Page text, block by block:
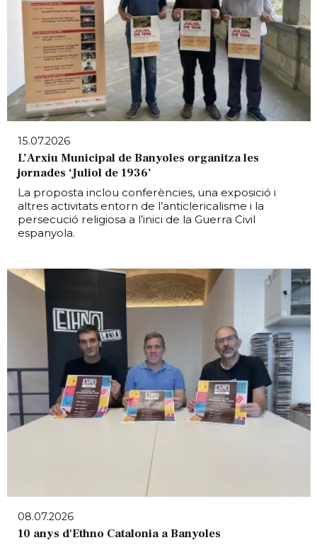
15.07.2026
L’Arxiu Municipal de Banyoles organitza les
jornades ‘Juliol de 1936’
La proposta inclou conferències, una exposició i
altres activitats entorn de l’anticlericalisme i la
persecució religiosa a l’inici de la Guerra Civil
espanyola.
08.07.2026
10 anys d'Ethno Catalonia a Banyoles